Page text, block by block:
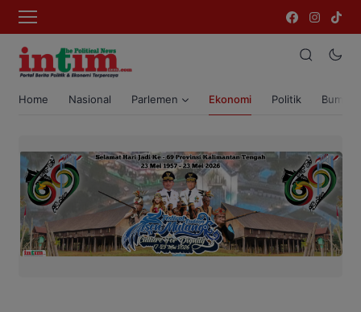
Home Nasional Parlemen Ekonomi Politik Bumi